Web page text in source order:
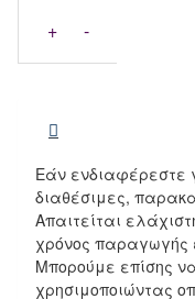
+ -
Εάν ενδιαφέρεστε
διαθέσιμες,
Απαιτείται
χρόνος παραγωγής
Μπορούμε επίσης
χρησιμοποιώντας